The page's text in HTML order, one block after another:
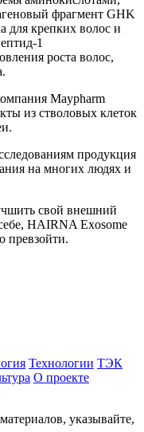
фрагмент GHK
для крепких волос и
1
роста волос,
Maypharm
из стволовых клеток
продукция
на многих людях и
свой внешний
HAIRNA Exosome
превзойти.
Технологии ТЭК
О проекте
указывайте,